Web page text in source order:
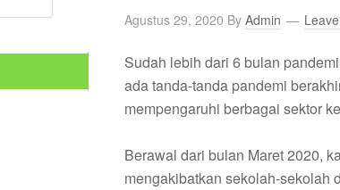
Agustus 29, 2020 By Admin
Sudah lebih dari 6 bulan
ada tanda-tanda pandemi
mempengaruhi berbagai sektor
Berawal dari bulan Maret 2020,
mengakibatkan sekolah-sekolah